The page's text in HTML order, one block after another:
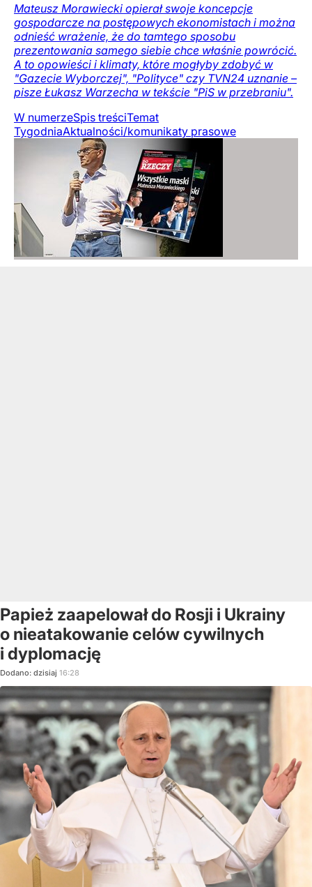
Mateusz Morawiecki opierał swoje koncepcje
gospodarcze na postępowych ekonomistach i można
odnieść wrażenie, że do tamtego sposobu
prezentowania samego siebie chce właśnie powrócić.
A to opowieści i klimaty, które mogłyby zdobyć w
"Gazecie Wyborczej", "Polityce" czy TVN24 uznanie –
pisze Łukasz Warzecha w tekście "PiS w przebraniu".
W numerzeSpis treściTemat
TygodniaAktualności/komunikaty prasowe
Papież zaapelował do Rosji i Ukrainy
o nieatakowanie celów cywilnych
i dyplomację
Dodano: dzisiaj 16:28